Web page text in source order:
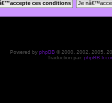
Powered by phpBB © 2000, 2002, 2005,
Traduction par: phpBB-